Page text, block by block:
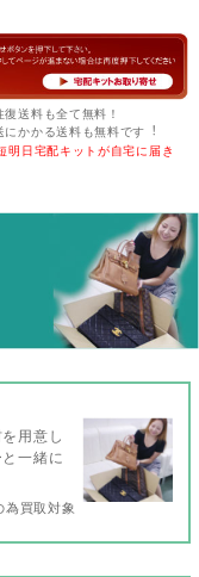
送料も全て無料！
かかる送料も無料です︕
日宅配キットが自宅に届き
用意し
一緒に
為買取対象